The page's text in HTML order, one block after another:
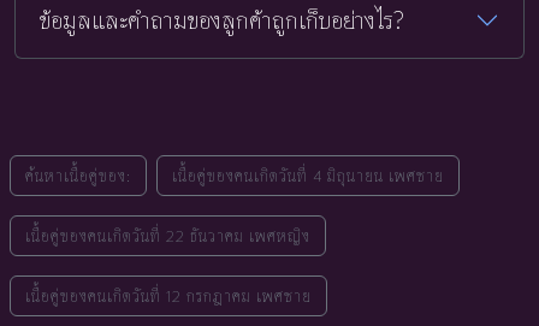
ข้อมูลและคำถามของลูกค้าถูกเก็บอย่างไร?
ค้นหาเนื้อคู่ของ: เนื้อคู่ของคนเกิดวันที่ 4 มิถุนายน เพศชาย
เนื้อคู่ของคนเกิดวันที่ 22 ธันวาคม เพศหญิง
เนื้อคู่ของคนเกิดวันที่ 12 กรกฎาคม เพศชาย